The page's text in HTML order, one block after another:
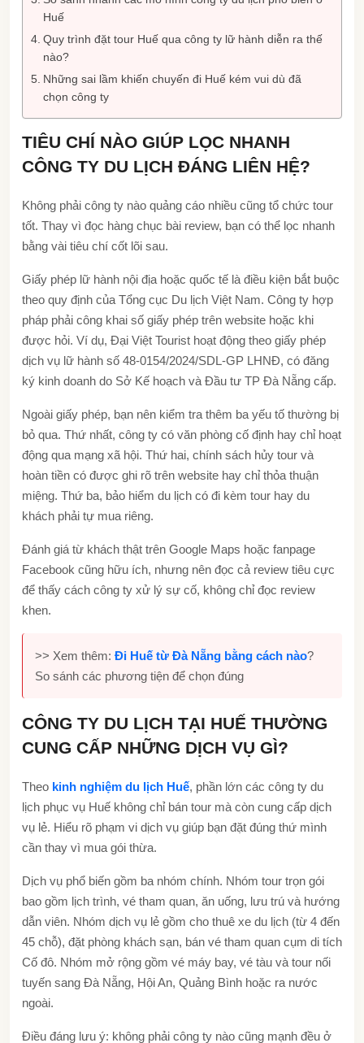
Huế
Quy trình đặt tour Huế qua công ty lữ hành diễn ra thế
nào?
Những sai lầm khiến chuyến đi Huế kém vui dù đã
chọn công ty
TIÊU CHÍ NÀO GIÚP LỌC NHANH
CÔNG TY DU LỊCH ĐÁNG LIÊN HỆ?
Không phải công ty nào quảng cáo nhiều cũng tổ chức tour
tốt. Thay vì đọc hàng chục bài review, bạn có thể lọc nhanh
bằng vài tiêu chí cốt lõi sau.
Giấy phép lữ hành nội địa hoặc quốc tế là điều kiện bắt buộc
theo quy định của Tổng cục Du lịch Việt Nam. Công ty hợp
pháp phải công khai số giấy phép trên website hoặc khi
được hỏi. Ví dụ, Đại Việt Tourist hoạt động theo giấy phép
dịch vụ lữ hành số 48-0154/2024/SDL-GP LHNĐ, có đăng
ký kinh doanh do Sở Kế hoạch và Đầu tư TP Đà Nẵng cấp.
Ngoài giấy phép, bạn nên kiểm tra thêm ba yếu tố thường bị
bỏ qua. Thứ nhất, công ty có văn phòng cố định hay chỉ hoạt
động qua mạng xã hội. Thứ hai, chính sách hủy tour và
hoàn tiền có được ghi rõ trên website hay chỉ thỏa thuận
miệng. Thứ ba, bảo hiểm du lịch có đi kèm tour hay du
khách phải tự mua riêng.
Đánh giá từ khách thật trên Google Maps hoặc fanpage
Facebook cũng hữu ích, nhưng nên đọc cả review tiêu cực
để thấy cách công ty xử lý sự cố, không chỉ đọc review
khen.
>> Xem thêm: Đi Huế từ Đà Nẵng bằng cách nào?
So sánh các phương tiện để chọn đúng
CÔNG TY DU LỊCH TẠI HUẾ THƯỜNG
CUNG CẤP NHỮNG DỊCH VỤ GÌ?
Theo kinh nghiệm du lịch Huế, phần lớn các công ty du
lịch phục vụ Huế không chỉ bán tour mà còn cung cấp dịch
vụ lẻ. Hiểu rõ phạm vi dịch vụ giúp bạn đặt đúng thứ mình
cần thay vì mua gói thừa.
Dịch vụ phổ biến gồm ba nhóm chính. Nhóm tour trọn gói
bao gồm lịch trình, vé tham quan, ăn uống, lưu trú và hướng
dẫn viên. Nhóm dịch vụ lẻ gồm cho thuê xe du lịch (từ 4 đến
45 chỗ), đặt phòng khách sạn, bán vé tham quan cụm di tích
Cố đô. Nhóm mở rộng gồm vé máy bay, vé tàu và tour nối
tuyến sang Đà Nẵng, Hội An, Quảng Bình hoặc ra nước
ngoài.
Điều đáng lưu ý: không phải công ty nào cũng mạnh đều ở